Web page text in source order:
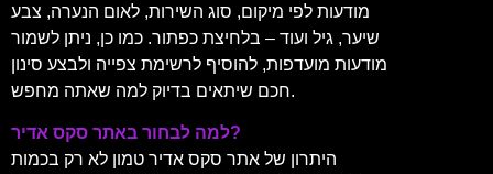
מודעות לפי מיקום, סוג השירות, לאום הנערה, צבע
שיער, גיל ועוד – בלחיצת כפתור. כמו כן, ניתן לשמור
מודעות מועדפות, להוסיף לרשימת צפייה ולבצע סינון
חכם שיתאים בדיוק למה שאתה מחפש.
למה לבחור באתר סקס אדיר?
היתרון של אתר סקס אדיר טמון לא רק בכמות